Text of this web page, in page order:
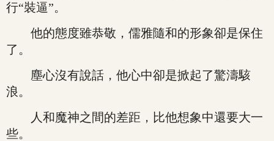
行“裝逼”。
他的態度雖恭敬，儒雅隨和的形象卻是保住
了。
塵心沒有說話，他心中卻是掀起了驚濤駭
浪。
人和魔神之間的差距，比他想象中還要大一
些。